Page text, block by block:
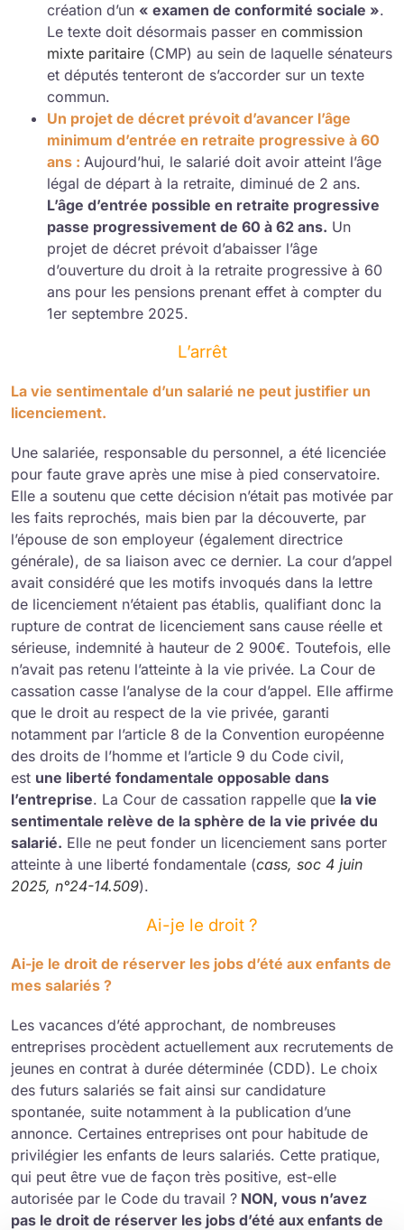
création d’un « examen de conformité sociale ».
Le texte doit désormais passer en commission
mixte paritaire(CMP) au sein de laquelle sénateurs
et députés tenteront de s’accorder sur un texte
commun.
Un projet de décret prévoit d’avancer l’âge
minimum d’entrée en retraite progressive à 60
ans : Aujourd’hui, le salarié doit avoir atteint l’âge
légal de départ à la retraite, diminué de 2 ans.
L’âge d’entrée possible en retraite progressive
passe progressivement de 60 à 62 ans. Un
projet de décret prévoit d’abaisser l’âge
d’ouverture du droit à la retraite progressive à 60
ans pour les pensions prenant effet à compter du
1er septembre 2025.
L’arrêt
La vie sentimentale d’un salarié ne peut justifier un
licenciement.
Une salariée, responsable du personnel, a été licenciée
pour faute grave après une mise à pied conservatoire.
Elle a soutenu que cette décision n’était pas motivée par
les faits reprochés, mais bien par la découverte, par
l’épouse de son employeur (également directrice
générale), de sa liaison avec ce dernier. La cour d’appel
avait considéré que les motifs invoqués dans la lettre
de licenciement n’étaient pas établis, qualifiant donc la
rupture de contrat de licenciement sans cause réelle et
sérieuse, indemnité à hauteur de 2 900€. Toutefois, elle
n’avait pas retenu l’atteinte à la vie privée. La Cour de
cassation casse l’analyse de la cour d’appel. Elle affirme
que le droit au respect de la vie privée, garanti
notamment par l’article 8 de la Convention européenne
des droits de l’homme et l’article 9 du Code civil,
est une liberté fondamentale opposable dans
l’entreprise. La Cour de cassation rappelle que la vie
sentimentale relève de la sphère de la vie privée du
salarié. Elle ne peut fonder un licenciement sans porter
atteinte à une liberté fondamentale (cass, soc 4 juin
2025, n°24-14.509).
Ai-je le droit ?
Ai-je le droit de réserver les jobs d’été aux enfants de
mes salariés ?
Les vacances d’été approchant, de nombreuses
entreprises procèdent actuellement aux recrutements de
jeunes en contrat à durée déterminée (CDD). Le choix
des futurs salariés se fait ainsi sur candidature
spontanée, suite notamment à la publication d’une
annonce. Certaines entreprises ont pour habitude de
privilégier les enfants de leurs salariés. Cette pratique,
qui peut être vue de façon très positive, est-elle
autorisée par le Code du travail ?NON, vous n’avez
pas le droit de réserver les jobs d’été aux enfants de